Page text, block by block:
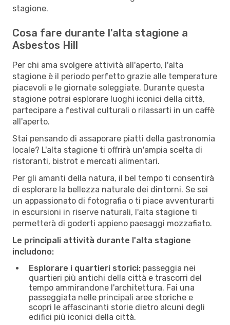
stagione.
Cosa fare durante l'alta stagione a
Asbestos Hill
Per chi ama svolgere attività all'aperto, l'alta
stagione è il periodo perfetto grazie alle temperature
piacevoli e le giornate soleggiate. Durante questa
stagione potrai esplorare luoghi iconici della città,
partecipare a festival culturali o rilassarti in un caffè
all'aperto.
Stai pensando di assaporare piatti della gastronomia
locale? L'alta stagione ti offrirà un'ampia scelta di
ristoranti, bistrot e mercati alimentari.
Per gli amanti della natura, il bel tempo ti consentirà
di esplorare la bellezza naturale dei dintorni. Se sei
un appassionato di fotografia o ti piace avventurarti
in escursioni in riserve naturali, l'alta stagione ti
permetterà di goderti appieno paesaggi mozzafiato.
Le principali attività durante l'alta stagione
includono:
Esplorare i quartieri storici: passeggia nei
quartieri più antichi della città e trascorri del
tempo ammirandone l'architettura. Fai una
passeggiata nelle principali aree storiche e
scopri le affascinanti storie dietro alcuni degli
edifici più iconici della città.